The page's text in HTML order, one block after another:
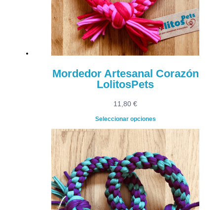
Mordedor Artesanal Corazón
LolitosPets
11,80 €
Seleccionar opciones